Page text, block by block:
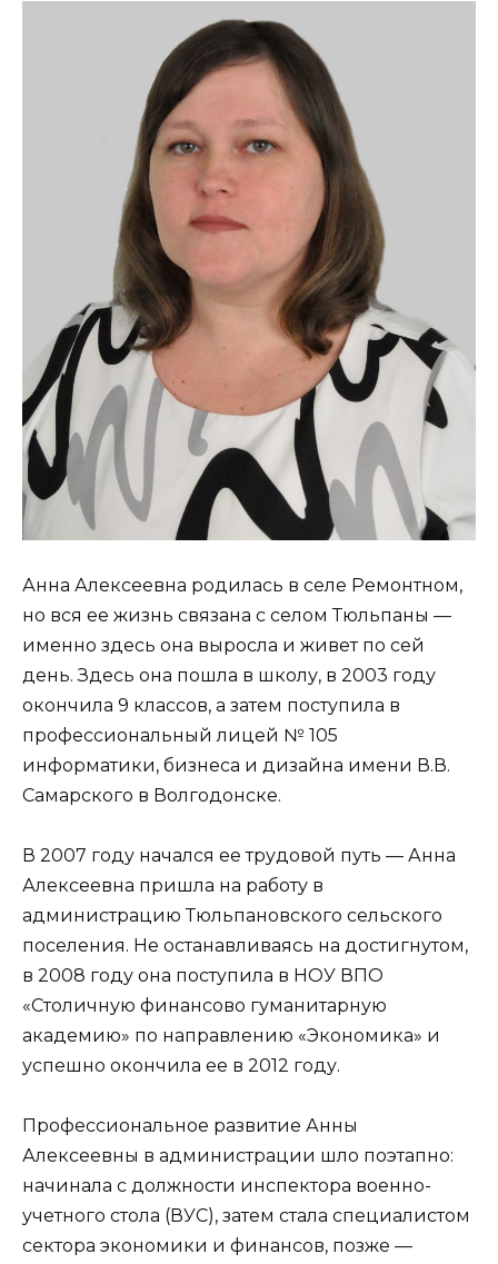
Анна Алексеевна родилась в селе Ремонтном,
но вся ее жизнь связана с селом Тюльпаны —
именно здесь она выросла и живет по сей
день. Здесь она пошла в школу, в 2003 году
окончила 9 классов, а затем поступила в
профессиональный лицей № 105
информатики, бизнеса и дизайна имени В.В.
Самарского в Волгодонске.
В 2007 году начался ее трудовой путь — Анна
Алексеевна пришла на работу в
администрацию Тюльпановского сельского
поселения. Не останавливаясь на достигнутом,
в 2008 году она поступила в НОУ ВПО
«Столичную финансово гуманитарную
академию» по направлению «Экономика» и
успешно окончила ее в 2012 году.
Профессиональное развитие Анны
Алексеевны в администрации шло поэтапно:
начинала с должности инспектора военно-
учетного стола (ВУС), затем стала специалистом
сектора экономики и финансов, позже —